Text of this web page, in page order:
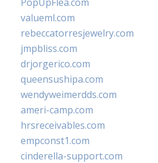
valueml.com
rebeccatorresjewelry.com
jmpbliss.com
drjorgerico.com
queensushipa.com
wendyweimerdds.com
ameri-camp.com
hrsreceivables.com
empconst1.com
cinderella-support.com